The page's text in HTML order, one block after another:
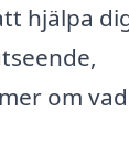
hjälpa
om vad